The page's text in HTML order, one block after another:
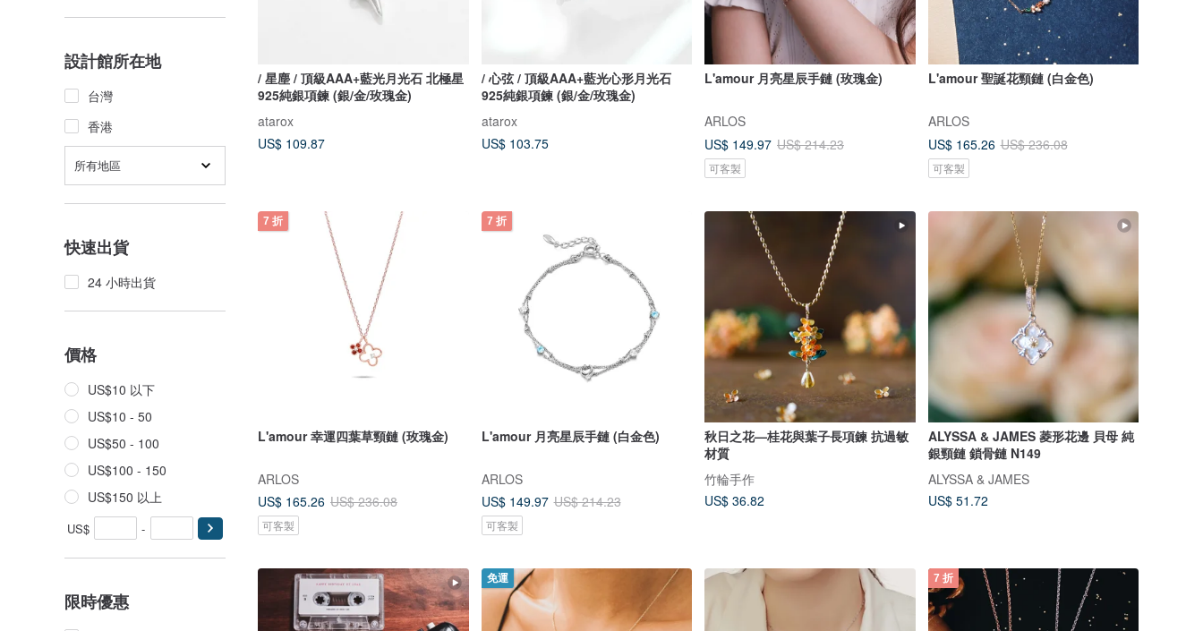
設計館所在地
台灣
香港
所有地區
快速出貨
24 小時出貨
價格
US$10 以下
US$10 - 50
US$50 - 100
US$100 - 150
US$150 以上
US$ -
限時優惠
/ 星塵 / 頂級AAA+藍光月光石 北極星
925純銀項鍊 (銀/金/玫瑰金)
atarox
US$ 109.87
/ 心弦 / 頂級AAA+藍光心形月光石
925純銀項鍊 (銀/金/玫瑰金)
atarox
US$ 103.75
L'amour 月亮星辰手鏈 (玫瑰金)
ARLOS
US$ 149.97 US$ 214.23
可客製
L'amour 聖誕花頸鏈 (白金色)
ARLOS
US$ 165.26 US$ 236.08
可客製
7 折
L'amour 幸運四葉草頸鏈 (玫瑰金)
ARLOS
US$ 165.26 US$ 236.08
可客製
7 折
L'amour 月亮星辰手鏈 (白金色)
ARLOS
US$ 149.97 US$ 214.23
可客製
秋日之花—桂花與葉子長項鍊 抗過敏
材質
竹輪手作
US$ 36.82
ALYSSA & JAMES 菱形花邊 貝母 純
銀頸鏈 鎖骨鏈 N149
ALYSSA & JAMES
US$ 51.72
免運 7 折